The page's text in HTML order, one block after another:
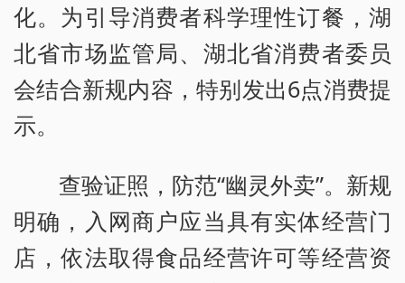
化。为引导消费者科学理性订餐，湖
北省市场监管局、湖北省消费者委员
会结合新规内容，特别发出6点消费提
示。
查验证照，防范“幽灵外卖”。新规
明确，入网商户应当具有实体经营门
店，依法取得食品经营许可等经营资